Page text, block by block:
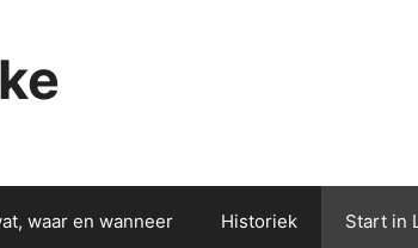
waar en wanneer Historiek Start in